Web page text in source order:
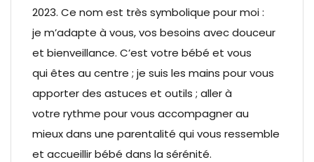
2023. Ce nom est très symbolique pour moi :
je m’adapte à vous, vos besoins avec douceur
et bienveillance. C’est votre bébé et vous
qui êtes au centre ; je suis les mains pour vous
apporter des astuces et outils ; aller à
votre rythme pour vous accompagner au
mieux dans une parentalité qui vous ressemble
et accueillir bébé dans la sérénité.